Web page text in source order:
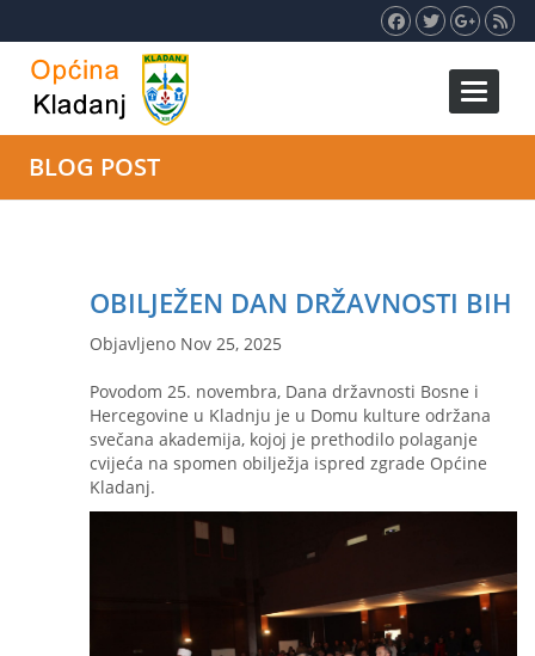
Toggle
BLOG POST
OBILJEŽEN DAN DRŽAVNOSTI BIH
Objavljeno Nov 25, 2025
Povodom 25. novembra, Dana državnosti Bosne i
Hercegovine u Kladnju je u Domu kulture održana
svečana akademija, kojoj je prethodilo polaganje
cvijeća na spomen obilježja ispred zgrade Općine
Kladanj.